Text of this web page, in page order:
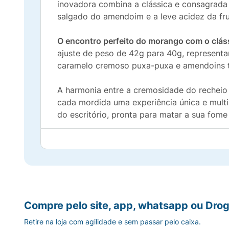
inovadora combina a clássica e
salgado do amendoim e a leve acidez da
O encontro perfeito do morango com o
ajuste de peso de 42g para 40g,
caramelo cremoso puxa-puxa e
A harmonia entre a cremosidade do
cada mordida uma experiência única e
do escritório, pronta para matar a sua
Energia e Saciedade Rápida:O amendoim
rotina.
Compre pelo site, app, whatsapp ou
Retire na loja com agilidade e sem passar pelo caixa.